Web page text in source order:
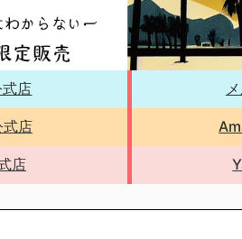
店
店
店